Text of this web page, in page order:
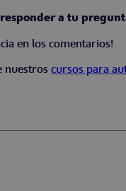
a tu
en los comentarios!
nuestros cursos para